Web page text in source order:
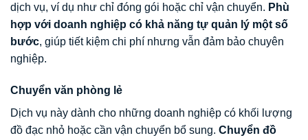
dịch vụ, ví dụ như chỉ đóng gói hoặc chỉ vận chuyển. Phù
hợp với doanh nghiệp có khả năng tự quản lý một số
bước, giúp tiết kiệm chi phí nhưng vẫn đảm bảo chuyên
nghiệp.
Chuyển văn phòng lẻ
Dịch vụ này dành cho những doanh nghiệp có khối lượng
đồ đạc nhỏ hoặc cần vận chuyển bổ sung. Chuyển đồ